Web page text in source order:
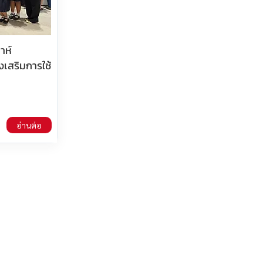
ห์
สริมการใช้
อ่านต่อ